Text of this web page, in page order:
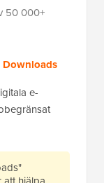
50 000+
Downloads
e-